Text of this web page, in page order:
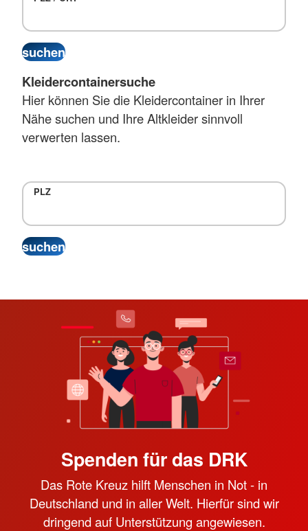
Kleidercontainersuche
Hier können Sie die Kleidercontainer in Ihrer
Nähe suchen und Ihre Altkleider sinnvoll
verwerten lassen.
PLZ
Spenden für das DRK
Das Rote Kreuz hilft Menschen in Not - in
Deutschland und in aller Welt. Hierfür sind wir
dringend auf Unterstützung angewiesen.